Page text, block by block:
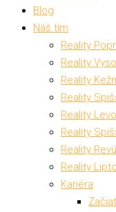
Blog
Náš tím
Reality
Reality
Reality
Reality
Reality
Reality
Reality
Reality
Kariéra